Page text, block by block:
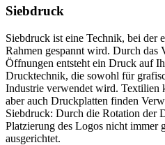
Siebdruck
Siebdruck ist eine Technik, bei der
Rahmen gespannt wird. Durch das
Öffnungen entsteht ein Druck auf
Drucktechnik, die sowohl für
Industrie verwendet wird. Textilien
aber auch Druckplatten finden
Siebdruck: Durch die Rotation der
Platzierung des Logos nicht immer
ausgerichtet.